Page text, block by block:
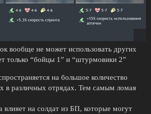
вообще не может использовать других
только “бойцы 1” и “штурмовики 2”
на большое количество
в различных отрядах. Тем самым ломая
влияет на солдат из БП, которые могут